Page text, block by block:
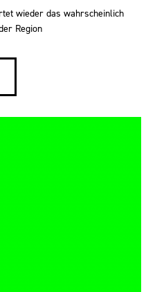
wieder das wahrscheinlich
Region